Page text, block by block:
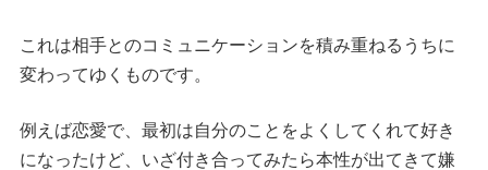
これは相手とのコミュニケーションを積み重ねるうちに
変わってゆくものです。
例えば恋愛で、 最初は自分のことをよくしてくれて好き
になったけど、いざ付き合ってみたら本性が出てきて嫌